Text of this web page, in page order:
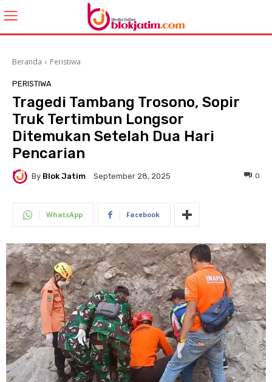
Beranda Peristiwa
PERISTIWA
Tragedi Tambang Trosono, Sopir
Truk Tertimbun Longsor
Ditemukan Setelah Dua Hari
Pencarian
By Blok Jatim September 28, 2025 0
WhatsApp Facebook